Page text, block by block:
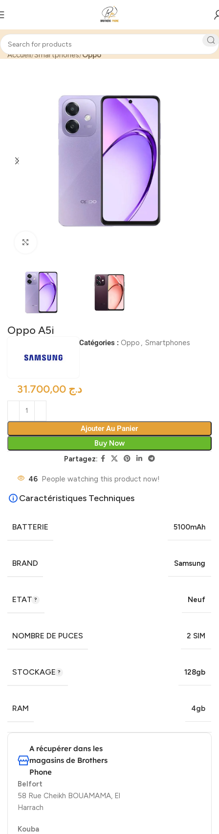
Accueil Smartphones Oppo
Oppo A5i
Catégories : Oppo , Smartphones
د.ج
Ajouter Au Panier
Buy Now
Partagez:
46 People watching this product now!
Caractéristiques Techniques
BATTERIE 5100mAh
BRAND Samsung
ETAT Neuf
NOMBRE DE PUCES 2 SIM
STOCKAGE 128gb
RAM 4gb
A récupérer dans les
magasins de Brothers
Phone
Belfort
58 Rue Cheikh BOUAMAMA, El
Harrach
Kouba